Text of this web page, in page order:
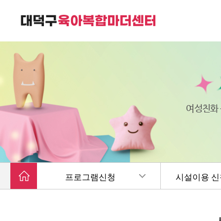
대덕구육아복합마더센터는
여성친화
프로그램신청 시설이용